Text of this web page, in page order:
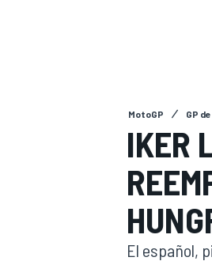
NASCARINDYCAR
MotoGP GP
IKER
El español,